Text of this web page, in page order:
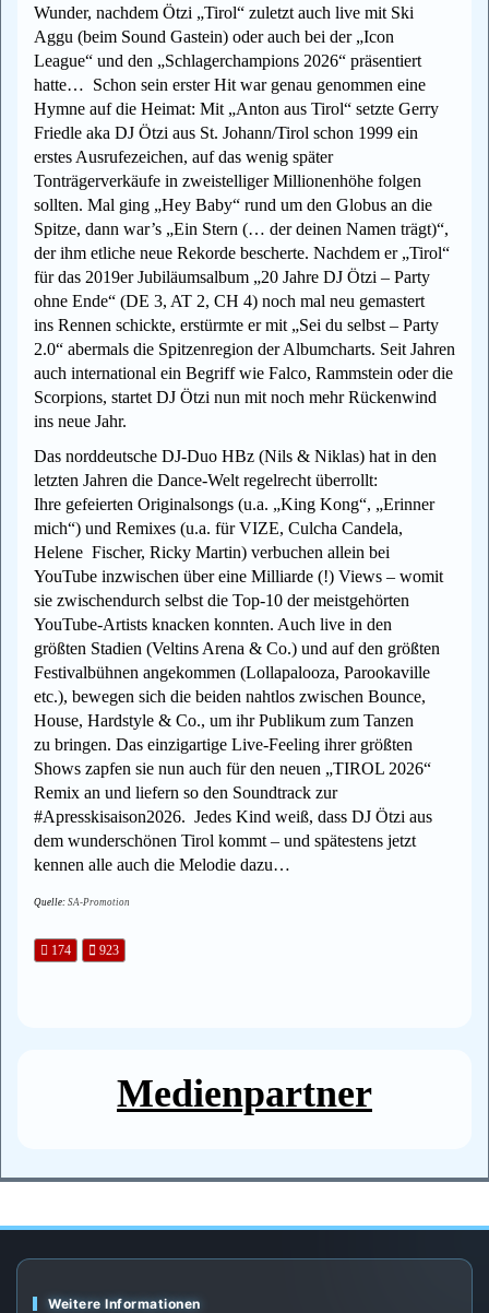
Wunder, nachdem Ötzi „Tirol“ zuletzt auch live mit Ski
Aggu (beim Sound Gastein) oder auch bei der „Icon
League“ und den „Schlagerchampions 2026“ präsentiert
hatte… Schon sein erster Hit war genau genommen eine
Hymne auf die Heimat: Mit „Anton aus Tirol“ setzte Gerry
Friedle aka DJ Ötzi aus St. Johann/Tirol schon 1999 ein
erstes Ausrufezeichen, auf das wenig später
Tonträgerverkäufe in zweistelliger Millionenhöhe folgen
sollten. Mal ging „Hey Baby“ rund um den Globus an die
Spitze, dann war’s „Ein Stern (… der deinen Namen trägt)“,
der ihm etliche neue Rekorde bescherte. Nachdem er „Tirol“
für das 2019er Jubiläumsalbum „20 Jahre DJ Ötzi – Party
ohne Ende“ (DE 3, AT 2, CH 4) noch mal neu gemastert
ins Rennen schickte, erstürmte er mit „Sei du selbst – Party
2.0“ abermals die Spitzenregion der Albumcharts. Seit Jahren
auch international ein Begriff wie Falco, Rammstein oder die
Scorpions, startet DJ Ötzi nun mit noch mehr Rückenwind
ins neue Jahr.
Das norddeutsche DJ-Duo HBz (Nils & Niklas) hat in den
letzten Jahren die Dance-Welt regelrecht überrollt:
Ihre gefeierten Originalsongs (u.a. „King Kong“, „Erinner
mich“) und Remixes (u.a. für VIZE, Culcha Candela,
Helene Fischer, Ricky Martin) verbuchen allein bei
YouTube inzwischen über eine Milliarde (!) Views – womit
sie zwischendurch selbst die Top-10 der meistgehörten
YouTube-Artists knacken konnten. Auch live in den
größten Stadien (Veltins Arena & Co.) und auf den größten
Festivalbühnen angekommen (Lollapalooza, Parookaville
etc.), bewegen sich die beiden nahtlos zwischen Bounce,
House, Hardstyle & Co., um ihr Publikum zum Tanzen
zu bringen. Das einzigartige Live-Feeling ihrer größten
Shows zapfen sie nun auch für den neuen „TIROL 2026“
Remix an und liefern so den Soundtrack zur
#Apresskisaison2026. Jedes Kind weiß, dass DJ Ötzi aus
dem wunderschönen Tirol kommt – und spätestens jetzt
kennen alle auch die Melodie dazu…
Quelle: SA-Promotion
174 923
Medienpartner
Weitere Informationen